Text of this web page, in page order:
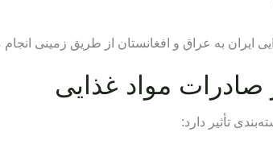
صادرات مواد غذایی
تأثیر دارد: